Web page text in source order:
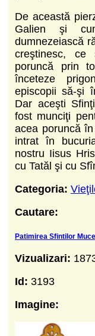
De această
Galien şi
dumnezeiască
creştinesc,
poruncă prin
înceteze
episcopii să-şi
Dar aceşti
fost munciţi
acea poruncă
intrat în
nostru Iisus
cu Tatăl şi cu
Categoria:
Cautare:
Patimirea Sfintilor
Vizualizari:
Id: 3193
Imagine: